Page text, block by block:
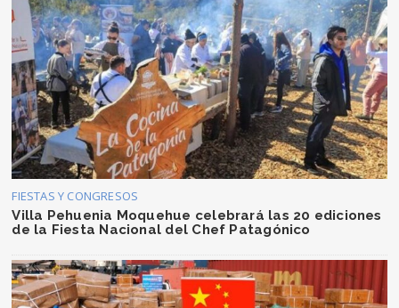
FIESTAS Y CONGRESOS
Villa Pehuenia Moquehue celebrará las 20 ediciones
de la Fiesta Nacional del Chef Patagónico